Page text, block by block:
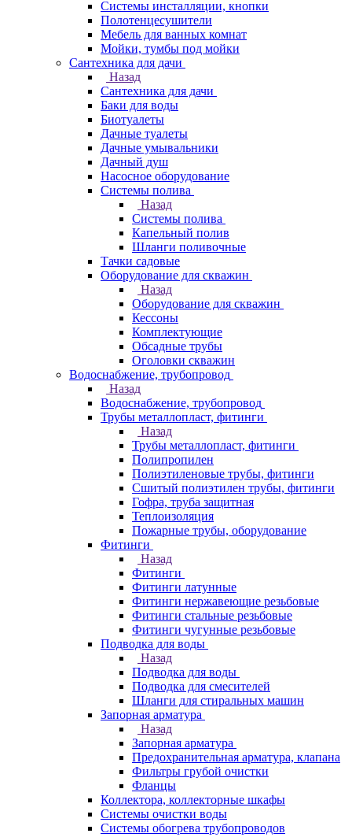
Системы инсталляции, кнопки
Полотенцесушители
Мебель для ванных комнат
Мойки, тумбы под мойки
Сантехника для дачи
Назад
Сантехника для дачи
Баки для воды
Биотуалеты
Дачные туалеты
Дачные умывальники
Дачный душ
Насосное оборудование
Системы полива
Назад
Системы полива
Капельный полив
Шланги поливочные
Тачки садовые
Оборудование для скважин
Назад
Оборудование для скважин
Кессоны
Комплектующие
Обсадные трубы
Оголовки скважин
Водоснабжение, трубопровод
Назад
Водоснабжение, трубопровод
Трубы металлопласт, фитинги
Назад
Трубы металлопласт, фитинги
Полипропилен
Полиэтиленовые трубы, фитинги
Сшитый полиэтилен трубы, фитинги
Гофра, труба защитная
Теплоизоляция
Пожарные трубы, оборудование
Фитинги
Назад
Фитинги
Фитинги латунные
Фитинги нержавеющие резьбовые
Фитинги стальные резьбовые
Фитинги чугунные резьбовые
Подводка для воды
Назад
Подводка для воды
Подводка для смесителей
Шланги для стиральных машин
Запорная арматура
Назад
Запорная арматура
Предохранительная арматура, клапана
Фильтры грубой очистки
Фланцы
Коллектора, коллекторные шкафы
Системы очистки воды
Системы обогрева трубопроводов